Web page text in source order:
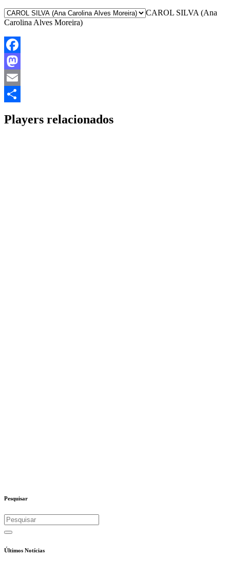
CAROL SILVA (Ana
Carolina Alves Moreira)
Facebook
Mastodon
Email
Players relacionados
Pesquisar
Últimos Notícias